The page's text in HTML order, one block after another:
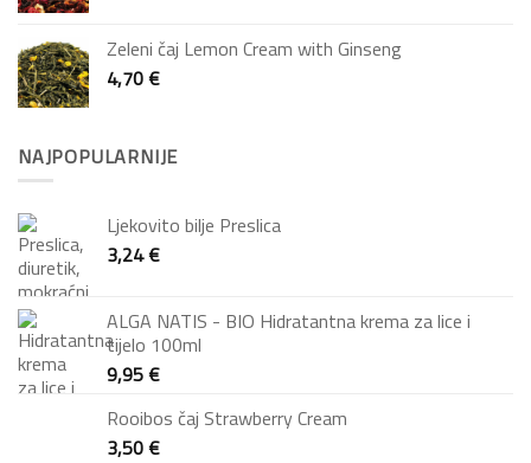
Zeleni čaj Lemon Cream with Ginseng
4,70€
NAJPOPULARNIJE
Ljekovito bilje Preslica
3,24€
ALGA NATIS - BIO Hidratantna krema za lice i
tijelo 100ml
9,95€
Rooibos čaj Strawberry Cream
3,50€